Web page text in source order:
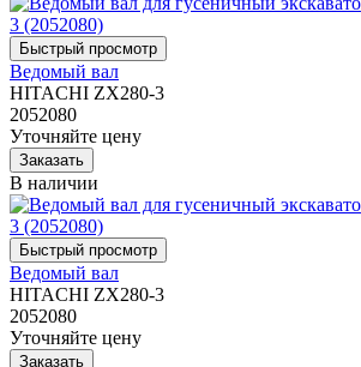
Ведомый вал
HITACHI ZX280-3
2052080
Уточняйте цену
В наличии
Ведомый вал
HITACHI ZX280-3
2052080
Уточняйте цену